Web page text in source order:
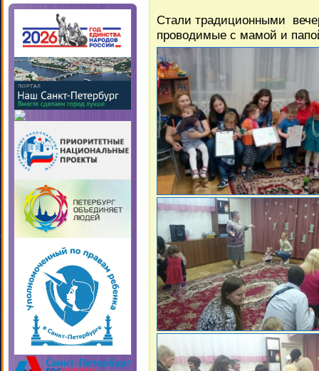
Стали традиционными
проводимые с мамой и